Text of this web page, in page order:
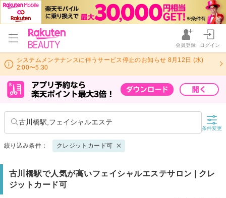
会員登録 ログイン
システムメンテナンスに伴うサービス停止のお知らせ 8月12日 (水)
2:00〜5:30
古川橋駅,フェイシャルエステ
条件変更
絞り込み条件： クレジットカード可
古川橋駅で人気が高いフェイシャルエステサロン | クレ
ジットカード可